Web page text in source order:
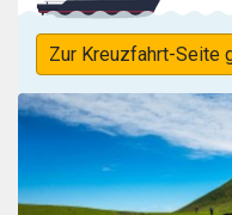
Zur Kreuzfahrt-Seite